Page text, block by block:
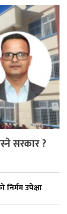
सरकार ?
निर्मम उपेक्षा